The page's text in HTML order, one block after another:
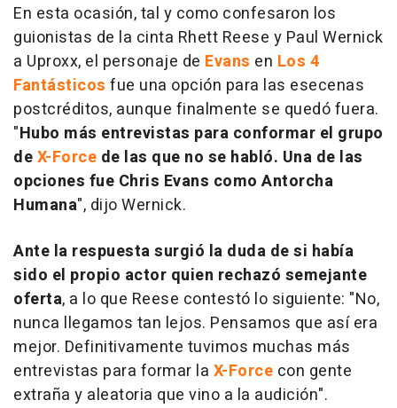
En esta ocasión, tal y como confesaron los
guionistas de la cinta Rhett Reese y Paul Wernick
a Uproxx, el personaje de Evans en Los 4
Fantásticos fue una opción para las esecenas
postcréditos, aunque finalmente se quedó fuera.
"Hubo más entrevistas para conformar el grupo
deX-Force de las que no se habló. Una de las
opciones fue Chris Evans como Antorcha
Humana", dijo Wernick.
Ante la respuesta surgió la duda de si había
sido el propio actor quien rechazó semejante
oferta, a lo que Reese contestó lo siguiente: "No,
nunca llegamos tan lejos. Pensamos que así era
mejor. Definitivamente tuvimos muchas más
entrevistas para formar la X-Force con gente
extraña y aleatoria que vino a la audición".